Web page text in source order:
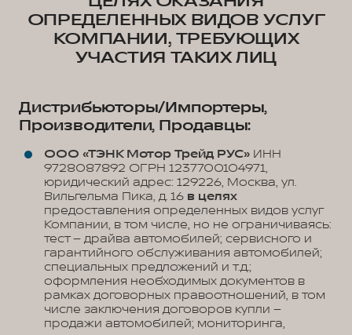
ОПРЕДЕЛЕННЫХ ВИДОВ УСЛУГ
КОМПАНИИ, ТРЕБУЮЩИХ
УЧАСТИЯ ТАКИХ ЛИЦ
Дистрибьюторы/Импортеры,
Производители, Продавцы:
ООО «ТЭНК Мотор Трейд РУС» ИНН
9728087892 ОГРН 1237700104971,
юридический адрес: 129226, Москва, ул.
Вильгельма Пика, д. 16 в целях
предоставления определенных видов услуг
Компании, в том числе, но не ограничиваясь:
тест – драйва автомобилей; сервисного и
гарантийного обслуживания автомобилей;
специальных предложений и т.д.;
оформления необходимых документов в
рамках договорных правоотношений, в том
числе заключения договоров купли –
продажи автомобилей; мониторинга,